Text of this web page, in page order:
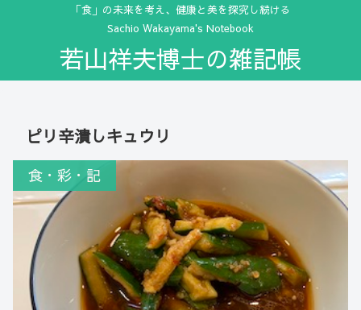
「食」の未来を考え、健康と美を探究し続ける
Sachio Wakayama's Notebook
若山祥夫博士の雑記帳
ピリ辛潰しキュウリ
食・彩・記